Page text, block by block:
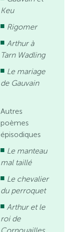
Keu
Rigomer
Arthur à
Tarn Wadling
Le mariage
de Gauvain
Autres
poèmes
épisodiques
Le manteau
mal taillé
Le chevalier
du perroquet
Arthur et le
roi de